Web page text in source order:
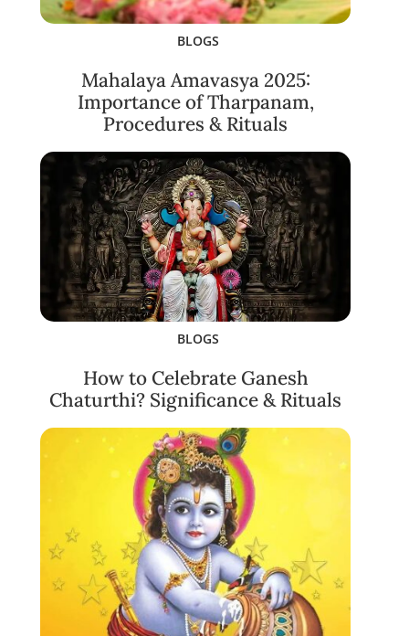
BLOGS
Mahalaya Amavasya 2025:
Importance of Tharpanam,
Procedures & Rituals
BLOGS
How to Celebrate Ganesh
Chaturthi? Significance & Rituals